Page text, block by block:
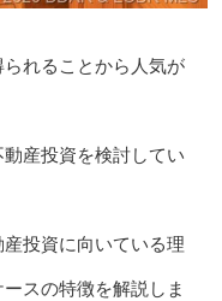
れることから人気が
産投資を検討してい
投資に向いている理
スの特徴を解説しま